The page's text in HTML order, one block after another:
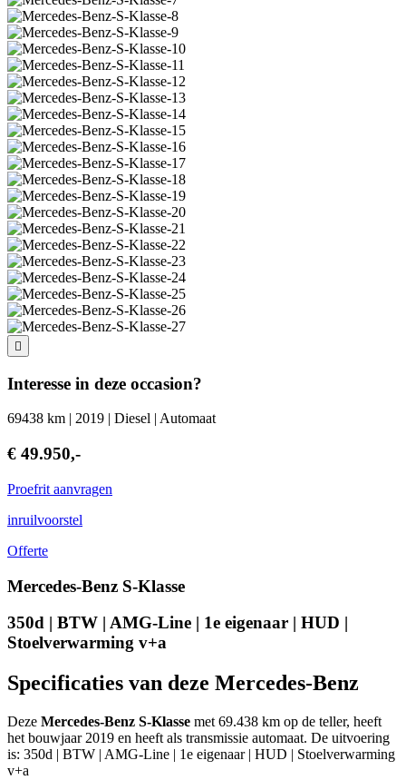
Interesse in deze occasion?
69438 km | 2019 | Diesel | Automaat
€ 49.950,-
Proefrit aanvragen
inruilvoorstel
Offerte
Mercedes-Benz S-Klasse
350d | BTW | AMG-Line | 1e eigenaar | HUD |
Stoelverwarming v+a
Specificaties van deze Mercedes-Benz
Deze Mercedes-Benz S-Klasse met 69.438 km op de teller, heeft
het bouwjaar 2019 en heeft als transmissie automaat. De uitvoering
is: 350d | BTW | AMG-Line | 1e eigenaar | HUD | Stoelverwarming
v+a